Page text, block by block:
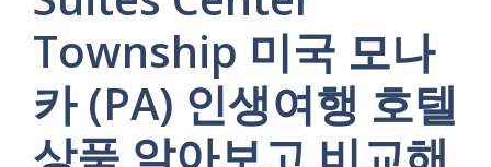
Township 미국 모나
카 (PA) 인생여행 호텔